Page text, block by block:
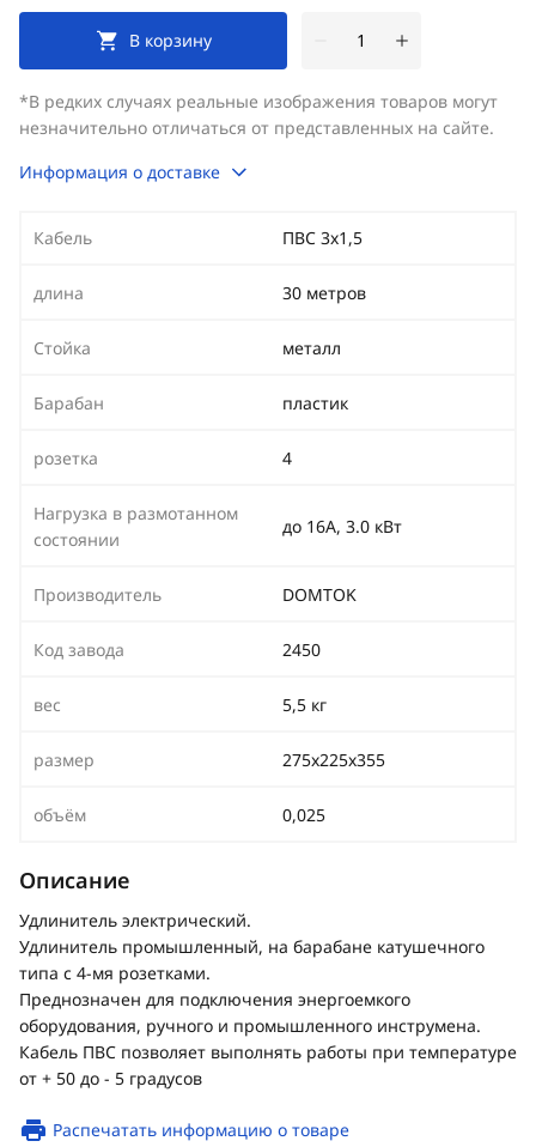
В корзину
*В редких случаях реальные изображения товаров могут
незначительно отличаться от представленных на сайте.
Информация о доставке
Кабель ПВС 3х1,5
длина 30 метров
Стойка металл
Барабан пластик
розетка 4
Нагрузка в размотанном
состоянии
до 16А, 3.0 кВт
Производитель DOMTOK
Код завода 2450
вес 5,5 кг
размер 275х225х355
объём 0,025
Описание
Удлинитель электрический.
Удлинитель промышленный, на барабане катушечного
типа с 4-мя розетками.
Преднозначен для подключения энергоемкого
оборудования, ручного и промышленного инструмена.
Кабель ПВС позволяет выполнять работы при температуре
от + 50 до - 5 градусов
Распечатать информацию о товаре